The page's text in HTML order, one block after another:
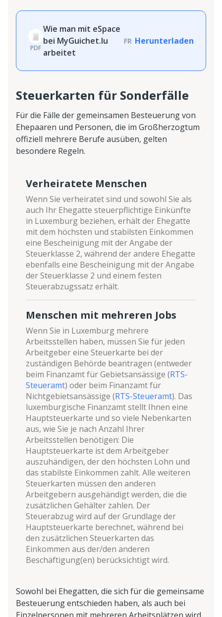
PDF
Wie man mit eSpace
bei MyGuichet.lu
arbeitet
FR Herunterladen
Steuerkarten für Sonderfälle
Für die Fälle der gemeinsamen Besteuerung von
Ehepaaren und Personen, die im Großherzogtum
offiziell mehrere Berufe ausüben, gelten
besondere Regeln.
Verheiratete Menschen
Wenn Sie verheiratet sind und sowohl Sie als
auch Ihr Ehegatte steuerpflichtige Einkünfte
in Luxemburg beziehen, erhält der Ehegatte
mit dem höchsten und stabilsten Einkommen
eine Bescheinigung mit der Angabe der
Steuerklasse 2, während der andere Ehegatte
ebenfalls eine Bescheinigung mit der Angabe
der Steuerklasse 2 und einem festen
Steuerabzugssatz erhält.
Menschen mit mehreren Jobs
Wenn Sie in Luxemburg mehrere
Arbeitsstellen haben, müssen Sie für jeden
Arbeitgeber eine Steuerkarte bei der
zuständigen Behörde beantragen (entweder
beim Finanzamt für Gebietsansässige (RTS-
Steueramt) oder beim Finanzamt für
Nichtgebietsansässige (RTS-Steueramt). Das
luxemburgische Finanzamt stellt Ihnen eine
Hauptsteuerkarte und so viele Nebenkarten
aus, wie Sie je nach Anzahl Ihrer
Arbeitsstellen benötigen: Die
Hauptsteuerkarte ist dem Arbeitgeber
auszuhändigen, der den höchsten Lohn und
das stabilste Einkommen zahlt. Alle weiteren
Steuerkarten müssen den anderen
Arbeitgebern ausgehändigt werden, die die
zusätzlichen Gehälter zahlen. Der
Steuerabzug wird auf der Grundlage der
Hauptsteuerkarte berechnet, während bei
den zusätzlichen Steuerkarten das
Einkommen aus der/den anderen
Beschäftigung(en) berücksichtigt wird.
Sowohl bei Ehegatten, die sich für die gemeinsame
Besteuerung entschieden haben, als auch bei